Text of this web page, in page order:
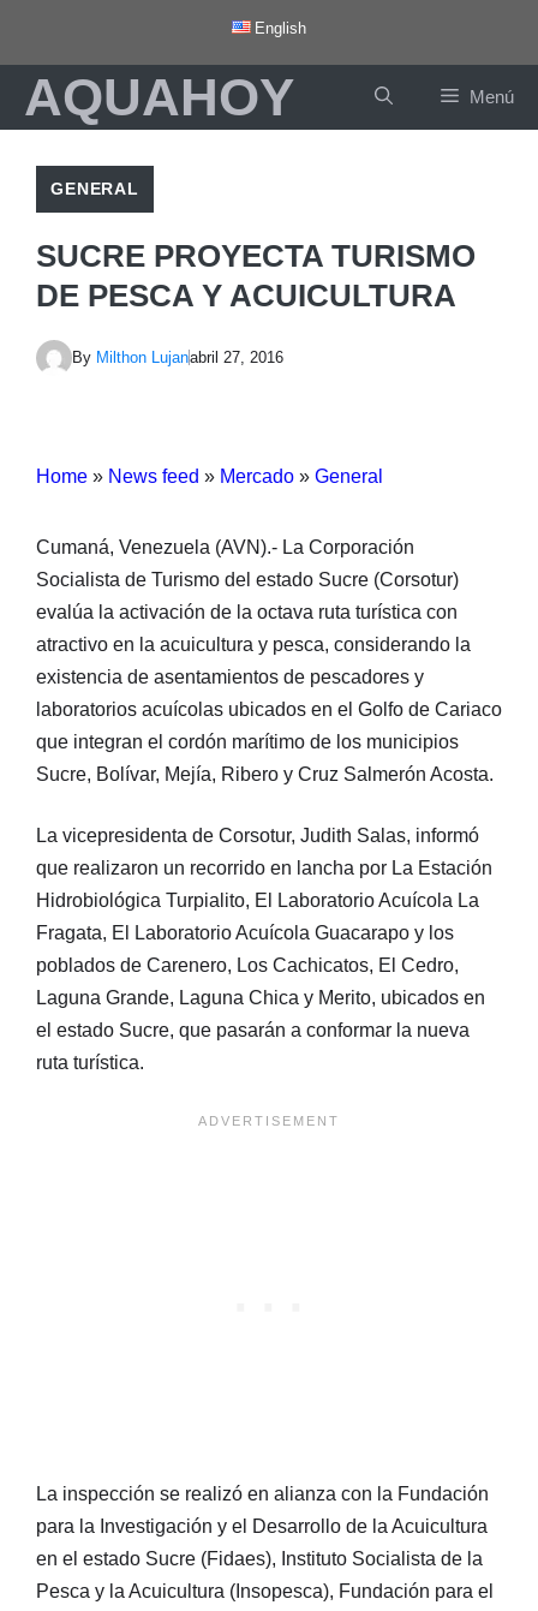
contenido
English
AQUAHOY Menú
GENERAL
SUCRE PROYECTA TURISMO
DE PESCA Y ACUICULTURA
By Milthon Lujanabril 27, 2016
Home » News feed » Mercado » General
Cumaná, Venezuela (AVN).- La Corporación
Socialista de Turismo del estado Sucre (Corsotur)
evalúa la activación de la octava ruta turística con
atractivo en la acuicultura y pesca, considerando la
existencia de asentamientos de pescadores y
laboratorios acuícolas ubicados en el Golfo de Cariaco
que integran el cordón marítimo de los municipios
Sucre, Bolívar, Mejía, Ribero y Cruz Salmerón Acosta.
La vicepresidenta de Corsotur, Judith Salas, informó
que realizaron un recorrido en lancha por La Estación
Hidrobiológica Turpialito, El Laboratorio Acuícola La
Fragata, El Laboratorio Acuícola Guacarapo y los
poblados de Carenero, Los Cachicatos, El Cedro,
Laguna Grande, Laguna Chica y Merito, ubicados en
el estado Sucre, que pasarán a conformar la nueva
ruta turística.
La inspección se realizó en alianza con la Fundación
para la Investigación y el Desarrollo de la Acuicultura
en el estado Sucre (Fidaes), Instituto Socialista de la
Pesca y la Acuicultura (Insopesca), Fundación para el